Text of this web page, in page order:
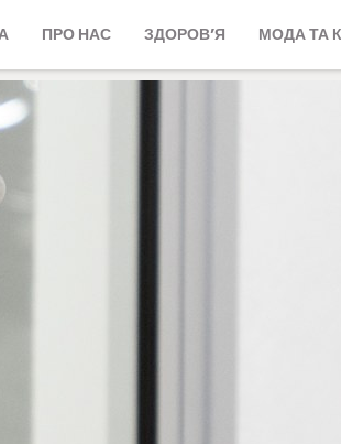
ПРО НАС ЗДОРОВ’Я МОДА ТА